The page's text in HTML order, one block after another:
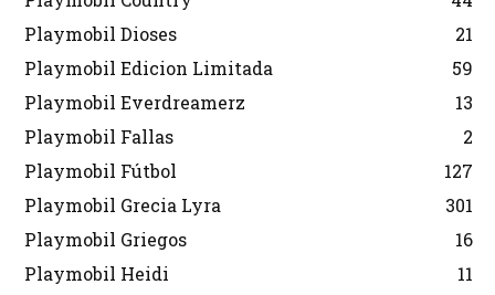
Playmobil Dioses
21
Playmobil Edicion Limitada
59
Playmobil Everdreamerz
13
Playmobil Fallas
2
Playmobil Fútbol
127
Playmobil Grecia Lyra
301
Playmobil Griegos
16
Playmobil Heidi
11